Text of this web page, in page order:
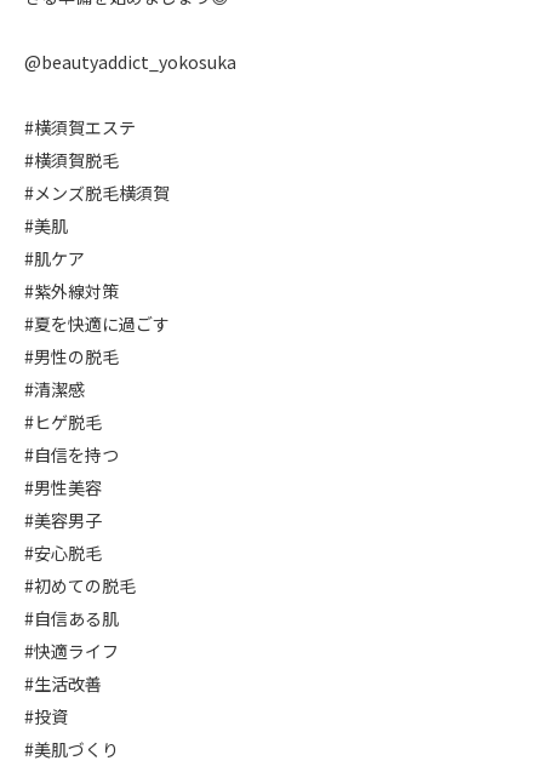
@beautyaddict_yokosuka
#横須賀エステ
#横須賀脱毛
#メンズ脱毛横須賀
#美肌
#肌ケア
#紫外線対策
#夏を快適に過ごす
#男性の脱毛
#清潔感
#ヒゲ脱毛
#自信を持つ
#男性美容
#美容男子
#安心脱毛
#初めての脱毛
#自信ある肌
#快適ライフ
#生活改善
#投資
#美肌づくり